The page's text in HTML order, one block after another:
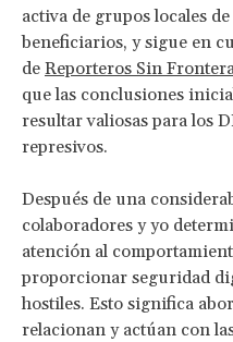
activa de grupos locales
beneficiarios, y sigue en
de Reporteros Sin
que las conclusiones
resultar valiosas para los
represivos.
Después de una
colaboradores y yo
atención al
proporcionar seguridad
hostiles. Esto significa
relacionan y actúan con